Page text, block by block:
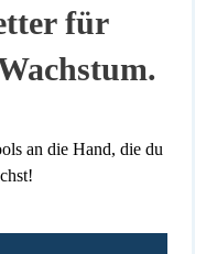
für
an die Hand, die du